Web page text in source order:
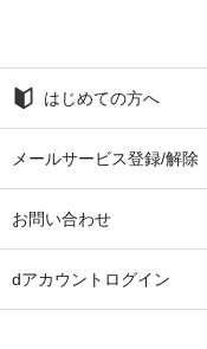
はじめての方へ
メールサービス登録/解除
お問い合わせ
dアカウントログイン